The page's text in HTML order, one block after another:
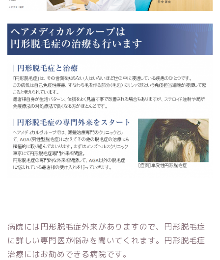
病院には円形脱毛症外来がありますので、円形脱毛症
に詳しい専門医が悩みを聞いてくれます。円形脱毛症
治療にはお勧めできる病院です。